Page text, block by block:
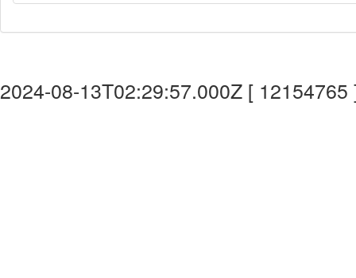
2024-08-13T02:29:57.000Z [ 12154765